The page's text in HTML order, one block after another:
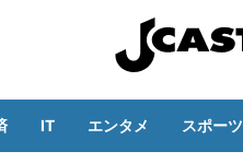
IT エンタメ スポーツ